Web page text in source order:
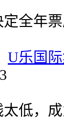
定全年
U乐国
，成